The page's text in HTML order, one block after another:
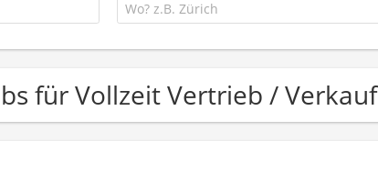
für Vollzeit Vertrieb / Verkauf